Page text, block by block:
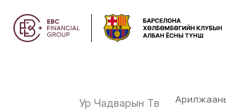
Ур Чадварын Төв